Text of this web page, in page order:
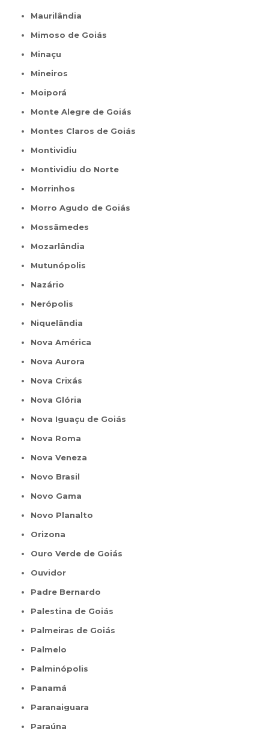
Maurilândia
Mimoso de Goiás
Minaçu
Mineiros
Moiporá
Monte Alegre de Goiás
Montes Claros de Goiás
Montividiu
Montividiu do Norte
Morrinhos
Morro Agudo de Goiás
Mossâmedes
Mozarlândia
Mutunópolis
Nazário
Nerópolis
Niquelândia
Nova América
Nova Aurora
Nova Crixás
Nova Glória
Nova Iguaçu de Goiás
Nova Roma
Nova Veneza
Novo Brasil
Novo Gama
Novo Planalto
Orizona
Ouro Verde de Goiás
Ouvidor
Padre Bernardo
Palestina de Goiás
Palmeiras de Goiás
Palmelo
Palminópolis
Panamá
Paranaiguara
Paraúna